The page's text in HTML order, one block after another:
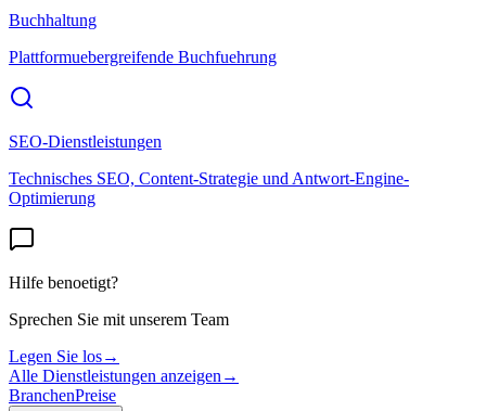
Buchhaltung
Plattformuebergreifende Buchfuehrung
SEO-Dienstleistungen
Technisches SEO, Content-Strategie und Antwort-Engine-
Optimierung
Hilfe benoetigt?
Sprechen Sie mit unserem Team
Legen Sie los→
Alle Dienstleistungen anzeigen →
BranchenPreise